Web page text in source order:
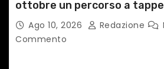
ottobre un percorso a tappe
MONTAGNA DEL FVG
Ago 10, 2026 Redazione
Commento